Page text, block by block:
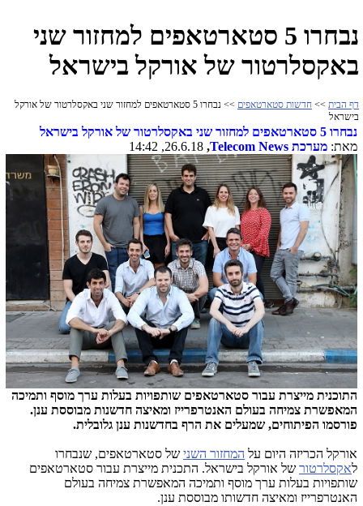
נבחרו 5 סטארטאפים למחזור שני
באקסלרטור של אורקל בישראל
דף הבית >> חדשות סטארטאפים
>> נבחרו 5 סטארטאפים למחזור שני באקסלרטור של אורקל
בישראל
נבחרו 5 סטארטאפים למחזור שני באקסלרטור של אורקל בישראל
מאת: מערכת Telecom News
,
26.6.18, 14:42
התוכנית מייצרת עבור סטארטאפים שותפויות בעלות ערך מוסף ותמיכה
המאפשרת צמיחה בעולם האנטרפרייז ומאיצה חדשנות מבוססת ענן.
פורסמו הפיתוחים, שמעלים את הרף בחדשנות ענן גלובלית.
אורקל הכריזה היום על המחזור השני של סטארטאפים, שנבחרו
לאקסלרטור של אורקל בישראל. התכנית מייצרת עבור סטארטאפים
שותפויות בעלות ערך מוסף ותמיכה המאפשרת צמיחה בעולם
האנטרפרייז ומאיצה חדשותו מבוססת ענן.